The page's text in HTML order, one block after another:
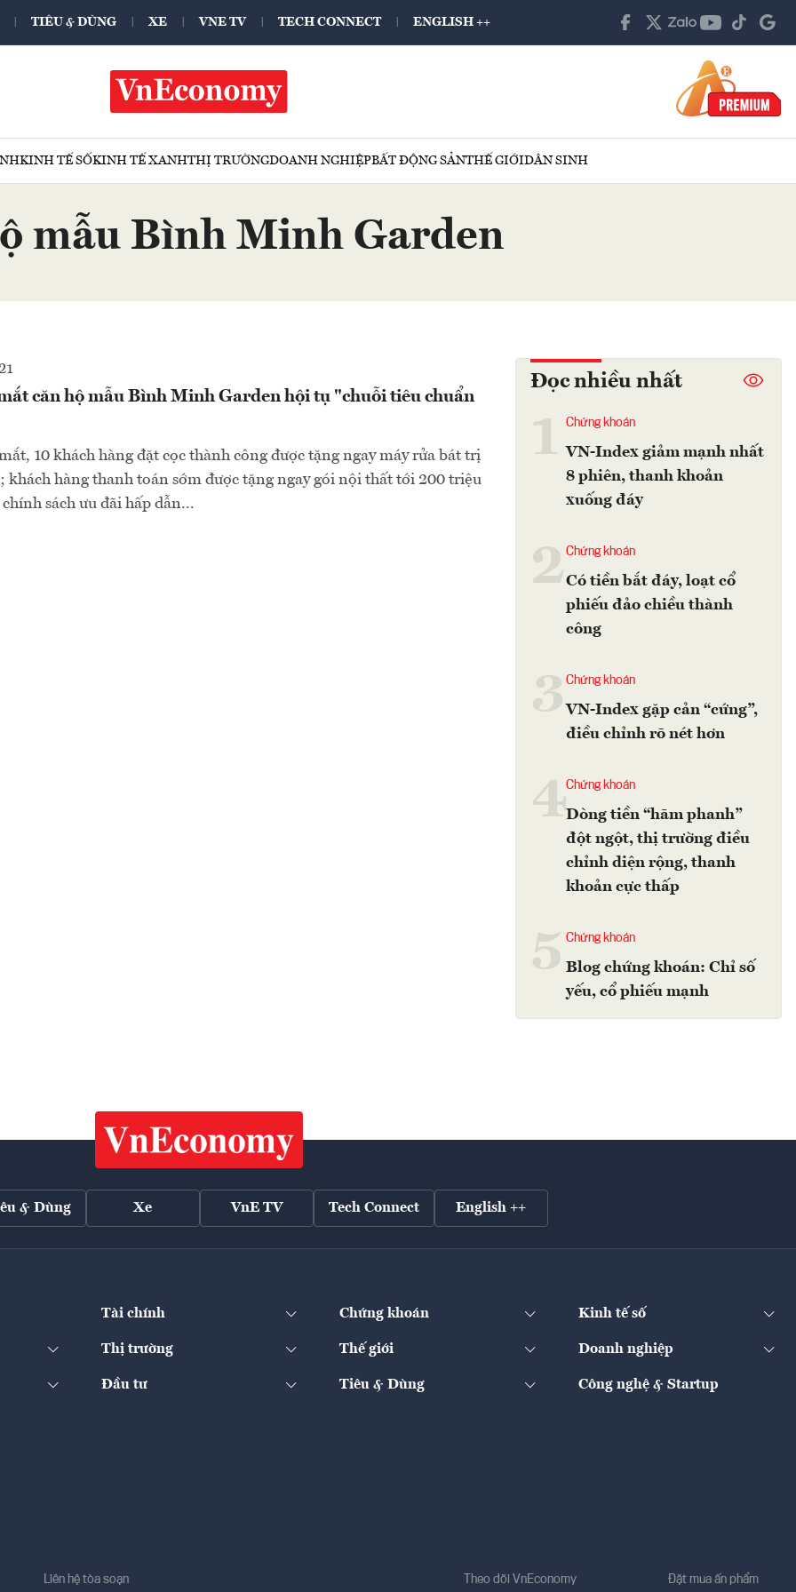
TIÊU & DÙNG XE VNE TV TECH CONNECT ENGLISH ++
KINH TẾ SỐKINH TẾ XANHTHỊ TRƯỜNGDOANH NGHIỆPBẤT ĐỘNG SẢNTHẾ GIỚIDÂN SINH
mẫu Bình Minh Garden
căn hộ mẫu Bình Minh Garden hội tụ "chuỗi tiêu chuẩn
10 khách hàng đặt cọc thành công được tặng ngay máy rửa bát trị
khách hàng thanh toán sớm được tặng ngay gói nội thất tới 200 triệu
sách ưu đãi hấp dẫn...
Đọc nhiều nhất
Chứng khoán
VN-Index giảm mạnh nhất
8 phiên, thanh khoản
xuống đáy
2Chứng khoán
Có tiền bắt đáy, loạt cổ
phiếu đảo chiều thành
công
Chứng khoán
VN-Index gặp cản “cứng”,
điều chỉnh rõ nét hơn
4Chứng khoán
Dòng tiền “hãm phanh”
đột ngột, thị trường điều
chỉnh diện rộng, thanh
khoản cực thấp
Chứng khoán
Blog chứng khoán: Chỉ số
yếu, cổ phiếu mạnh
& Dùng Xe VnE TV Tech Connect English ++
Tài chính Chứng khoán Kinh tế số
Thị trường Thế giới Doanh nghiệp
Đầu tư Tiêu & Dùng Công nghệ & Startup
Liên hệ tòa soạn Theo dõi VnEconomy Đặt mua ấn phẩm